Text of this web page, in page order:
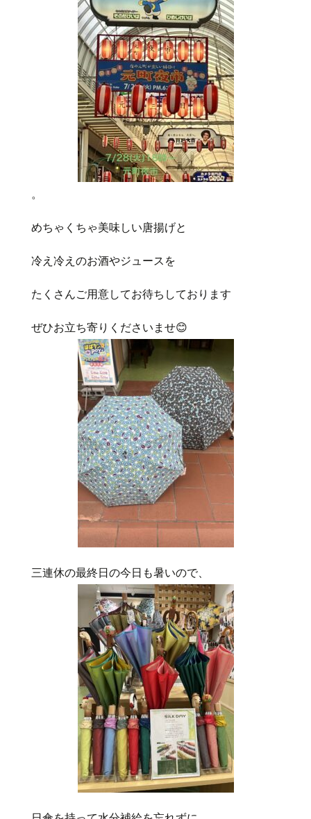
。
めちゃくちゃ美味しい唐揚げと
冷え冷えのお酒やジュースを
たくさんご用意してお待ちしております
ぜひお立ち寄りくださいませ😊
三連休の最終日の今日も暑いので、